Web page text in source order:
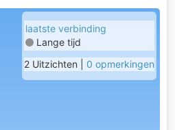
laatste verbinding
Lange tijd
2 Uitzichten | 0 opmerkingen